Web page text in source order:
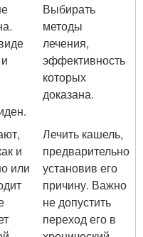
Выбирать
методы
лечения,
эффективность
которых
доказана.
и
или
Лечить кашель,
предварительно
установив его
причину. Важно
не допустить
переход его в